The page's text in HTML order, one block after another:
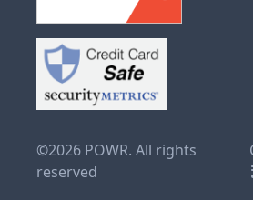
©2026 POWR. All rights
reserved